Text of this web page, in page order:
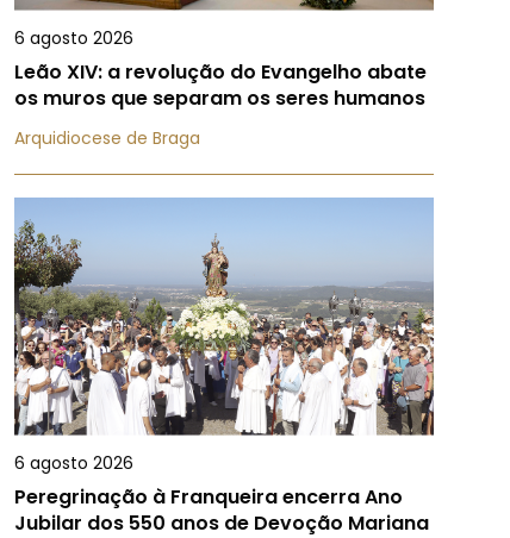
6 agosto 2026
Leão XIV: a revolução do Evangelho abate
os muros que separam os seres humanos
Arquidiocese de Braga
6 agosto 2026
Peregrinação à Franqueira encerra Ano
Jubilar dos 550 anos de Devoção Mariana